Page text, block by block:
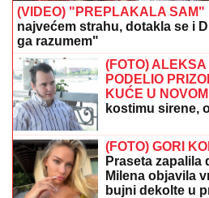
(VIDEO) "PREPLAKALA SAM"
najvećem strahu, dotakla se i
ga razumem"
(FOTO)
PODELIO
KUĆE U
kostimu sirene,
(FOTO) GORI
Praseta zapalila
Milena objavila
bujni dekolte u